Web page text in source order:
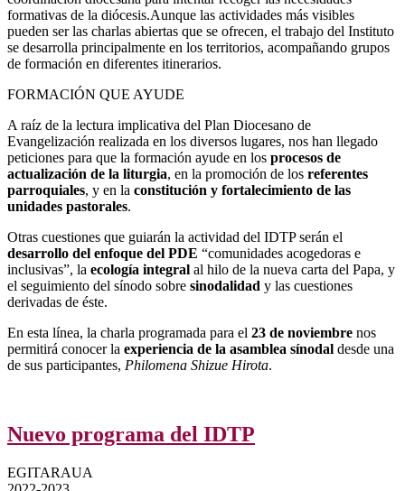
formativas de la diócesis.Aunque las actividades más visibles
pueden ser las charlas abiertas que se ofrecen, el trabajo del Instituto
se desarrolla principalmente en los territorios, acompañando grupos
de formación en diferentes itinerarios.
FORMACIÓN QUE AYUDE
A raíz de la lectura implicativa del Plan Diocesano de
Evangelización realizada en los diversos lugares, nos han llegado
peticiones para que la formación ayude en los procesos de
actualización de la liturgia, en la promoción de los referentes
parroquiales, y en la constitución y fortalecimiento de las
unidades pastorales.
Otras cuestiones que guiarán la actividad del IDTP serán el
desarrollo del enfoque del PDE “comunidades acogedoras e
inclusivas”, la ecología integral al hilo de la nueva carta del Papa, y
el seguimiento del sínodo sobre sinodalidad y las cuestiones
derivadas de éste.
En esta línea, la charla programada para el 23 de noviembre nos
permitirá conocer la experiencia de la asamblea sínodal desde una
de sus participantes, Philomena Shizue Hirota.
Nuevo programa del IDTP
EGITARAUA